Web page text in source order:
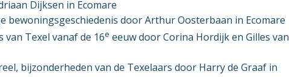
Dijksen in Ecomare
bewoningsgeschiedenis door Arthur Oosterbaan in Ecomare
Texel vanaf de 16e eeuw door Corina Hordijk en Gilles van
bijzonderheden van de Texelaars door Harry de Graaf in